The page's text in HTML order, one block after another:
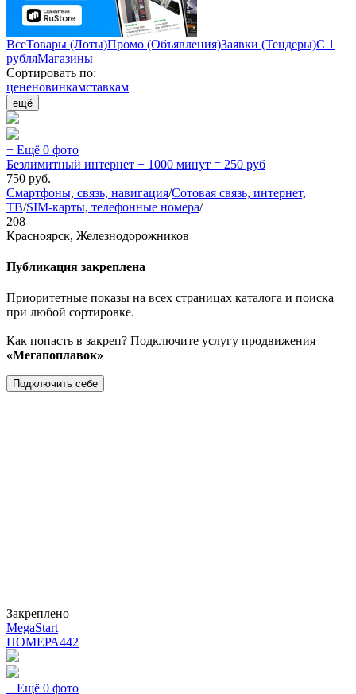
ВсеТовары (Лоты)Промо (Объявления)Заявки (Тендеры)С 1
рубляМагазины
Сортировать по:
цененовинкамставкам
ещё
+ Ещё 0 фото
Безлимитный интернет + 1000 минут = 250 руб
750 руб.
Смартфоны, связь, навигация/Сотовая связь, интернет,
ТВ/SIM-карты, телефонные номера/
208
Красноярск, Железнодорожников
Публикация закреплена
Приоритетные показы на всех страницах каталога и поиска
при любой сортировке.
Как попасть в закреп? Подключите услугу продвижения
«Мегапоплавок»
Подключить себе
Закреплено
MegaStart
НОМЕРА442
+ Ещё 0 фото